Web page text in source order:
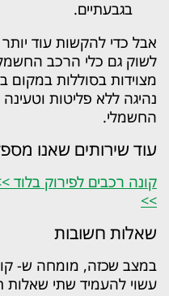
בגבעתיים.
אבל כדי להקשות עוד
לשוק גם כלי הרכב
מצוידות בסוללות
נהיגה ללא פליטות
החשמלי.
עוד שירותים שאנו
קונה רכבים לפירוק בלוד
>>
שאלות חשובות
במצב שכזה, מומחה ש-
עשוי להעמיד שתי שאלות